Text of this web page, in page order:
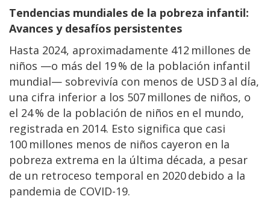
Tendencias mundiales de la pobreza infantil:
Avances y desafíos persistentes
Hasta 2024, aproximadamente 412 millones de
niños —o más del 19 % de la población infantil
mundial— sobrevivía con menos de USD 3 al día,
una cifra inferior a los 507 millones de niños, o
el 24 % de la población de niños en el mundo,
registrada en 2014. Esto significa que casi
100 millones menos de niños cayeron en la
pobreza extrema en la última década, a pesar
de un retroceso temporal en 2020 debido a la
pandemia de COVID-19.